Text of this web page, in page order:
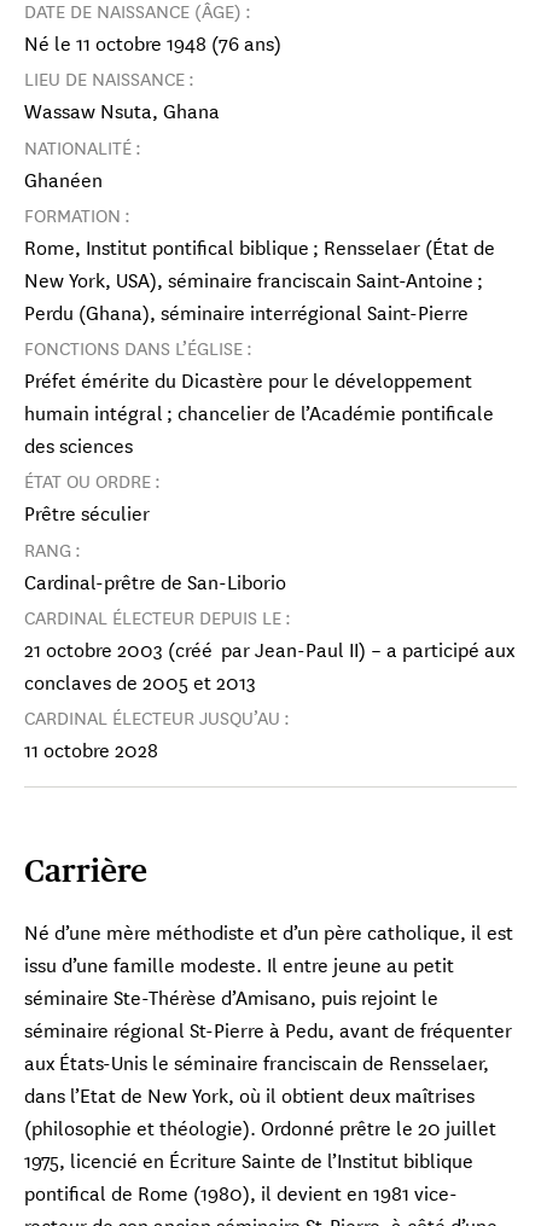
DATE DE NAISSANCE (ÂGE) :
Né le 11 octobre 1948 (76 ans)
LIEU DE NAISSANCE :
Wassaw Nsuta, Ghana
NATIONALITÉ :
Ghanéen
FORMATION :
Rome, Institut pontifical biblique ; Rensselaer (État de
New York, USA), séminaire franciscain Saint-Antoine ;
Perdu (Ghana), séminaire interrégional Saint-Pierre
FONCTIONS DANS L’ÉGLISE :
Préfet émérite du Dicastère pour le développement
humain intégral ; chancelier de l’Académie pontificale
des sciences
ÉTAT OU ORDRE :
Prêtre séculier
RANG :
Cardinal-prêtre de San-Liborio
CARDINAL ÉLECTEUR DEPUIS LE :
21 octobre 2003 (créé par Jean-Paul II) – a participé aux
conclaves de 2005 et 2013
CARDINAL ÉLECTEUR JUSQU’AU :
11 octobre 2028
Carrière
Né d’une mère méthodiste et d’un père catholique, il est
issu d’une famille modeste. Il entre jeune au petit
séminaire Ste-Thérèse d’Amisano, puis rejoint le
séminaire régional St-Pierre à Pedu, avant de fréquenter
aux États-Unis le séminaire franciscain de Rensselaer,
dans l’Etat de New York, où il obtient deux maîtrises
(philosophie et théologie). Ordonné prêtre le 20 juillet
1975, licencié en Écriture Sainte de l’Institut biblique
pontifical de Rome (1980), il devient en 1981 vice-